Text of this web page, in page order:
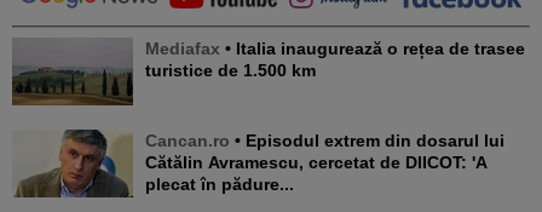
Mediafax • Italia inaugurează o rețea de trasee
turistice de 1.500 km
Cancan.ro • Episodul extrem din dosarul lui
Cătălin Avramescu, cercetat de DIICOT: 'A
plecat în pădure...